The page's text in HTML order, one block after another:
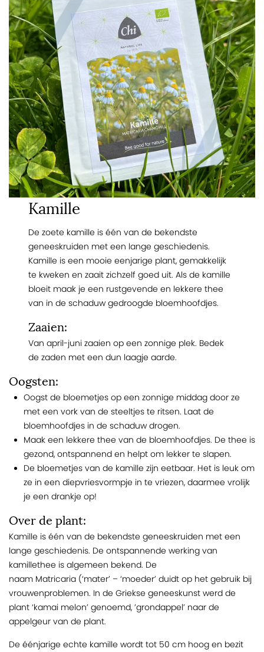
Kamille
De zoete kamille is één van de bekendste
geneeskruiden met een lange geschiedenis.
Kamille is een mooie eenjarige plant, gemakkelijk
te kweken en zaait zichzelf goed uit. Als de kamille
bloeit maak je een rustgevende en lekkere thee
van in de schaduw gedroogde bloemhoofdjes.
Zaaien:
Van april-juni zaaien op een zonnige plek. Bedek
de zaden met een dun laagje aarde.
Oogsten:
Oogst de bloemetjes op een zonnige middag door ze
met een vork van de steeltjes te ritsen. Laat de
bloemhoofdjes in de schaduw drogen.
Maak een lekkere thee van de bloemhoofdjes. De thee is
gezond, ontspannend en helpt om lekker te slapen.
De bloemetjes van de kamille zijn eetbaar. Het is leuk om
ze in een diepvriesvormpje in te vriezen, daarmee vrolijk
je een drankje op!
Over de plant:
Kamille is één van de bekendste geneeskruiden met een
lange geschiedenis. De ontspannende werking van
kamillethee is algemeen bekend. De
naam Matricaria (‘mater’ – ‘moeder’ duidt op het gebruik bij
vrouwenproblemen. In de Griekse geneeskunst werd de
plant ‘kamai melon’ genoemd, ’grondappel’ naar de
appelgeur van de plant.
De éénjarige echte kamille wordt tot 50 cm hoog en bezit